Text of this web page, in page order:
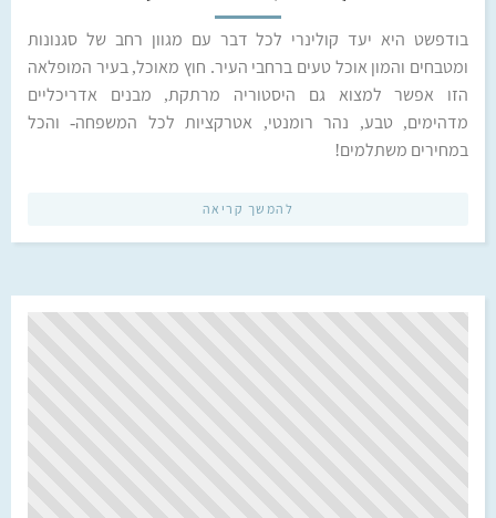
בודפשט היא יעד קולינרי לכל דבר עם מגוון רחב של סגנונות
ומטבחים והמון אוכל טעים ברחבי העיר. חוץ מאוכל, בעיר המופלאה
הזו אפשר למצוא גם היסטוריה מרתקת, מבנים אדריכליים
מדהימים, טבע, נהר רומנטי, אטרקציות לכל המשפחה- והכל
במחירים משתלמים!
להמשך קריאה